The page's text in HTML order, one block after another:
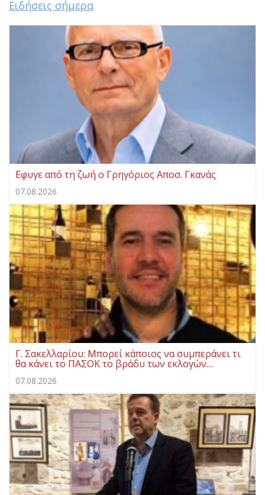
Ειδήσεις σήμερα
Eφυγε από τη ζωή ο Γρηγόριος Αποσ. Γκανάς
07.08.2026
Γ. Σακελλαρίου: Μπορεί κάποιος να συμπεράνει τι
θα κάνει το ΠΑΣΟΚ το βράδυ των εκλογών…
07.08.2026